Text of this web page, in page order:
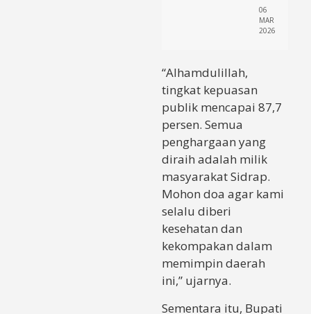
06
MAR
2026
“Alhamdulillah,
tingkat kepuasan
publik mencapai 87,7
persen. Semua
penghargaan yang
diraih adalah milik
masyarakat Sidrap.
Mohon doa agar kami
selalu diberi
kesehatan dan
kekompakan dalam
memimpin daerah
ini,” ujarnya.
Sementara itu, Bupati